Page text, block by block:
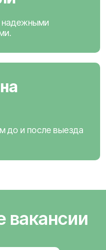
надежными
до и после выезда
вакансии